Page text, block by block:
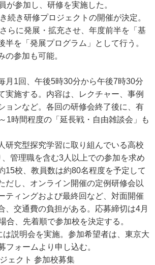
が参加し、研修を実施した。
続き研修プロジェクトの開催が決定。
らに発展・拡充させ、年度前半を「基
半を「発展プログラム」として行う。
の参加も可能。
月1回、午後5時30分から午後7時30分
実施する。内容は、レクチャー、事例
ョンなど。各回の研修会終了後に、有
1時間程度の「延長戦・自由雑談会」も
究型探究学習に取り組んでいる高校
管理職を含む3人以上での参加を求め
15校、教員数は約80名程度を予定して
だし、オンライン開催の定例研修会以
ティングおよび最終回など、対面開催
、交通費の負担がある。応募締切は4月
合、先着順で参加校を決定する。
説明会を実施。参加希望者は、東京大
フォームより申し込む。
ェクト 参加校募集